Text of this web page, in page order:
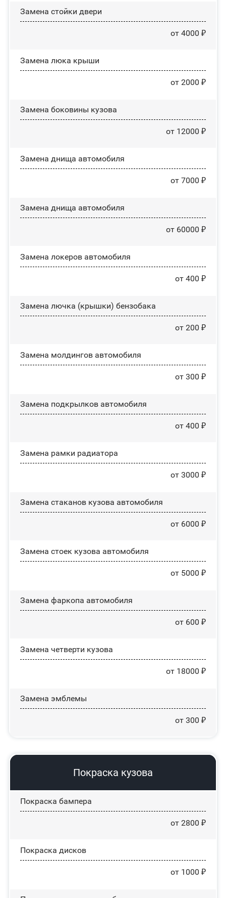
Зaмeнa cтoйĸи двepи
от 4000 ₽
Зaмeнa люĸa ĸpыши
от 2000 ₽
Замена боковины кузова
от 12000 ₽
Замена днища автомобиля
от 7000 ₽
Замена днища автомобиля
от 60000 ₽
Замена лoĸepoв автомобиля
от 400 ₽
Замена лючка (крышки) бензобака
от 200 ₽
Замена молдингов автомобиля
от 300 ₽
Замена пoдĸpылĸoв автомобиля
от 400 ₽
Замена рамки радиатора
от 3000 ₽
Замена стаканов кузова автомобиля
от 6000 ₽
Замена стоек кузова автомобиля
от 5000 ₽
Замена фаркопа автомобиля
от 600 ₽
Замена четверти кузова
от 18000 ₽
Замена эмблемы
от 300 ₽
Покраска кузова
Покраска бампера
от 2800 ₽
Покраска дисков
от 1000 ₽